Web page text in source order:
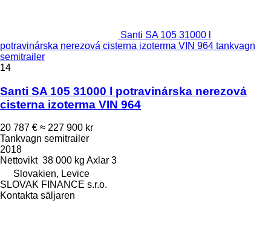
Santi SA 105 31000 l
potravinárska nerezová cisterna izoterma VIN 964 tankvagn
semitrailer
14
Santi SA 105 31000 l potravinárska nerezová
cisterna izoterma VIN 964
20 787 € ≈ 227 900 kr
Tankvagn semitrailer
2018
Nettovikt 38 000 kg Axlar 3
Slovakien, Levice
SLOVAK FINANCE s.r.o.
Kontakta säljaren